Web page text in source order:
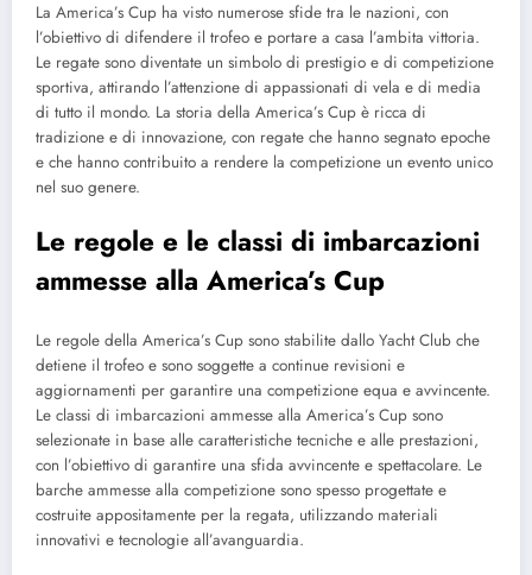
La America’s Cup ha visto numerose sfide tra le nazioni, con
l’obiettivo di difendere il trofeo e portare a casa l’ambita vittoria.
Le regate sono diventate un simbolo di prestigio e di competizione
sportiva, attirando l’attenzione di appassionati di vela e di media
di tutto il mondo. La storia della America’s Cup è ricca di
tradizione e di innovazione, con regate che hanno segnato epoche
e che hanno contribuito a rendere la competizione un evento unico
nel suo genere.
Le regole e le classi di imbarcazioni
ammesse alla America’s Cup
Le regole della America’s Cup sono stabilite dallo Yacht Club che
detiene il trofeo e sono soggette a continue revisioni e
aggiornamenti per garantire una competizione equa e avvincente.
Le classi di imbarcazioni ammesse alla America’s Cup sono
selezionate in base alle caratteristiche tecniche e alle prestazioni,
con l’obiettivo di garantire una sfida avvincente e spettacolare. Le
barche ammesse alla competizione sono spesso progettate e
costruite appositamente per la regata, utilizzando materiali
innovativi e tecnologie all’avanguardia.